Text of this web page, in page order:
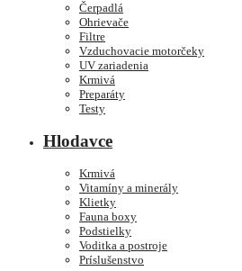
Čerpadlá
Ohrievače
Filtre
Vzduchovacie motorčeky
UV zariadenia
Krmivá
Preparáty
Testy
Hlodavce
Krmivá
Vitamíny a minerály
Klietky
Fauna boxy
Podstielky
Voditka a postroje
Príslušenstvo